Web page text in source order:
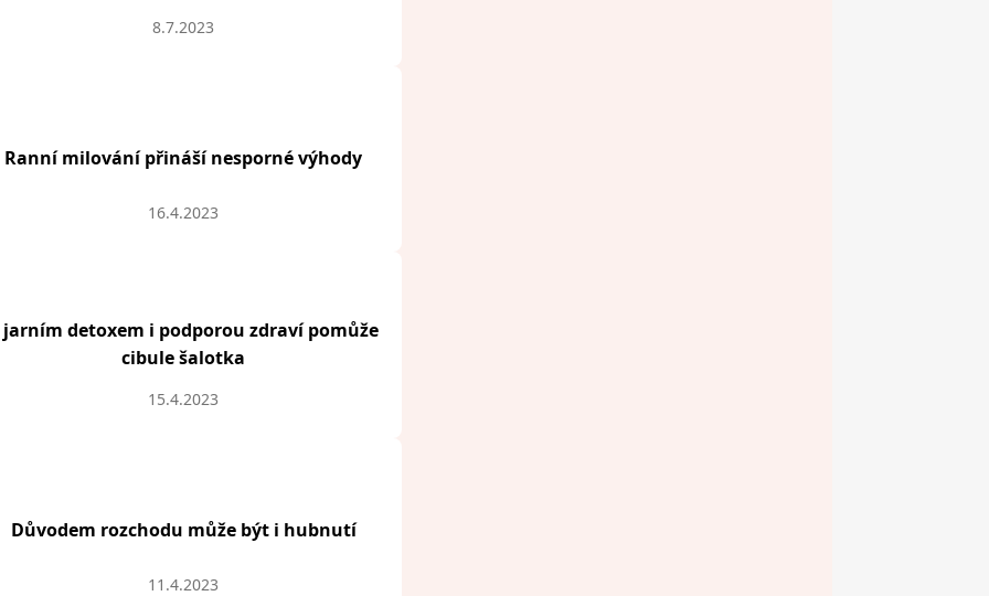
8.7.2023
Ranní milování přináší nesporné výhody
16.4.2023
jarním detoxem i podporou zdraví pomůže
cibule šalotka
15.4.2023
Důvodem rozchodu může být i hubnutí
11.4.2023